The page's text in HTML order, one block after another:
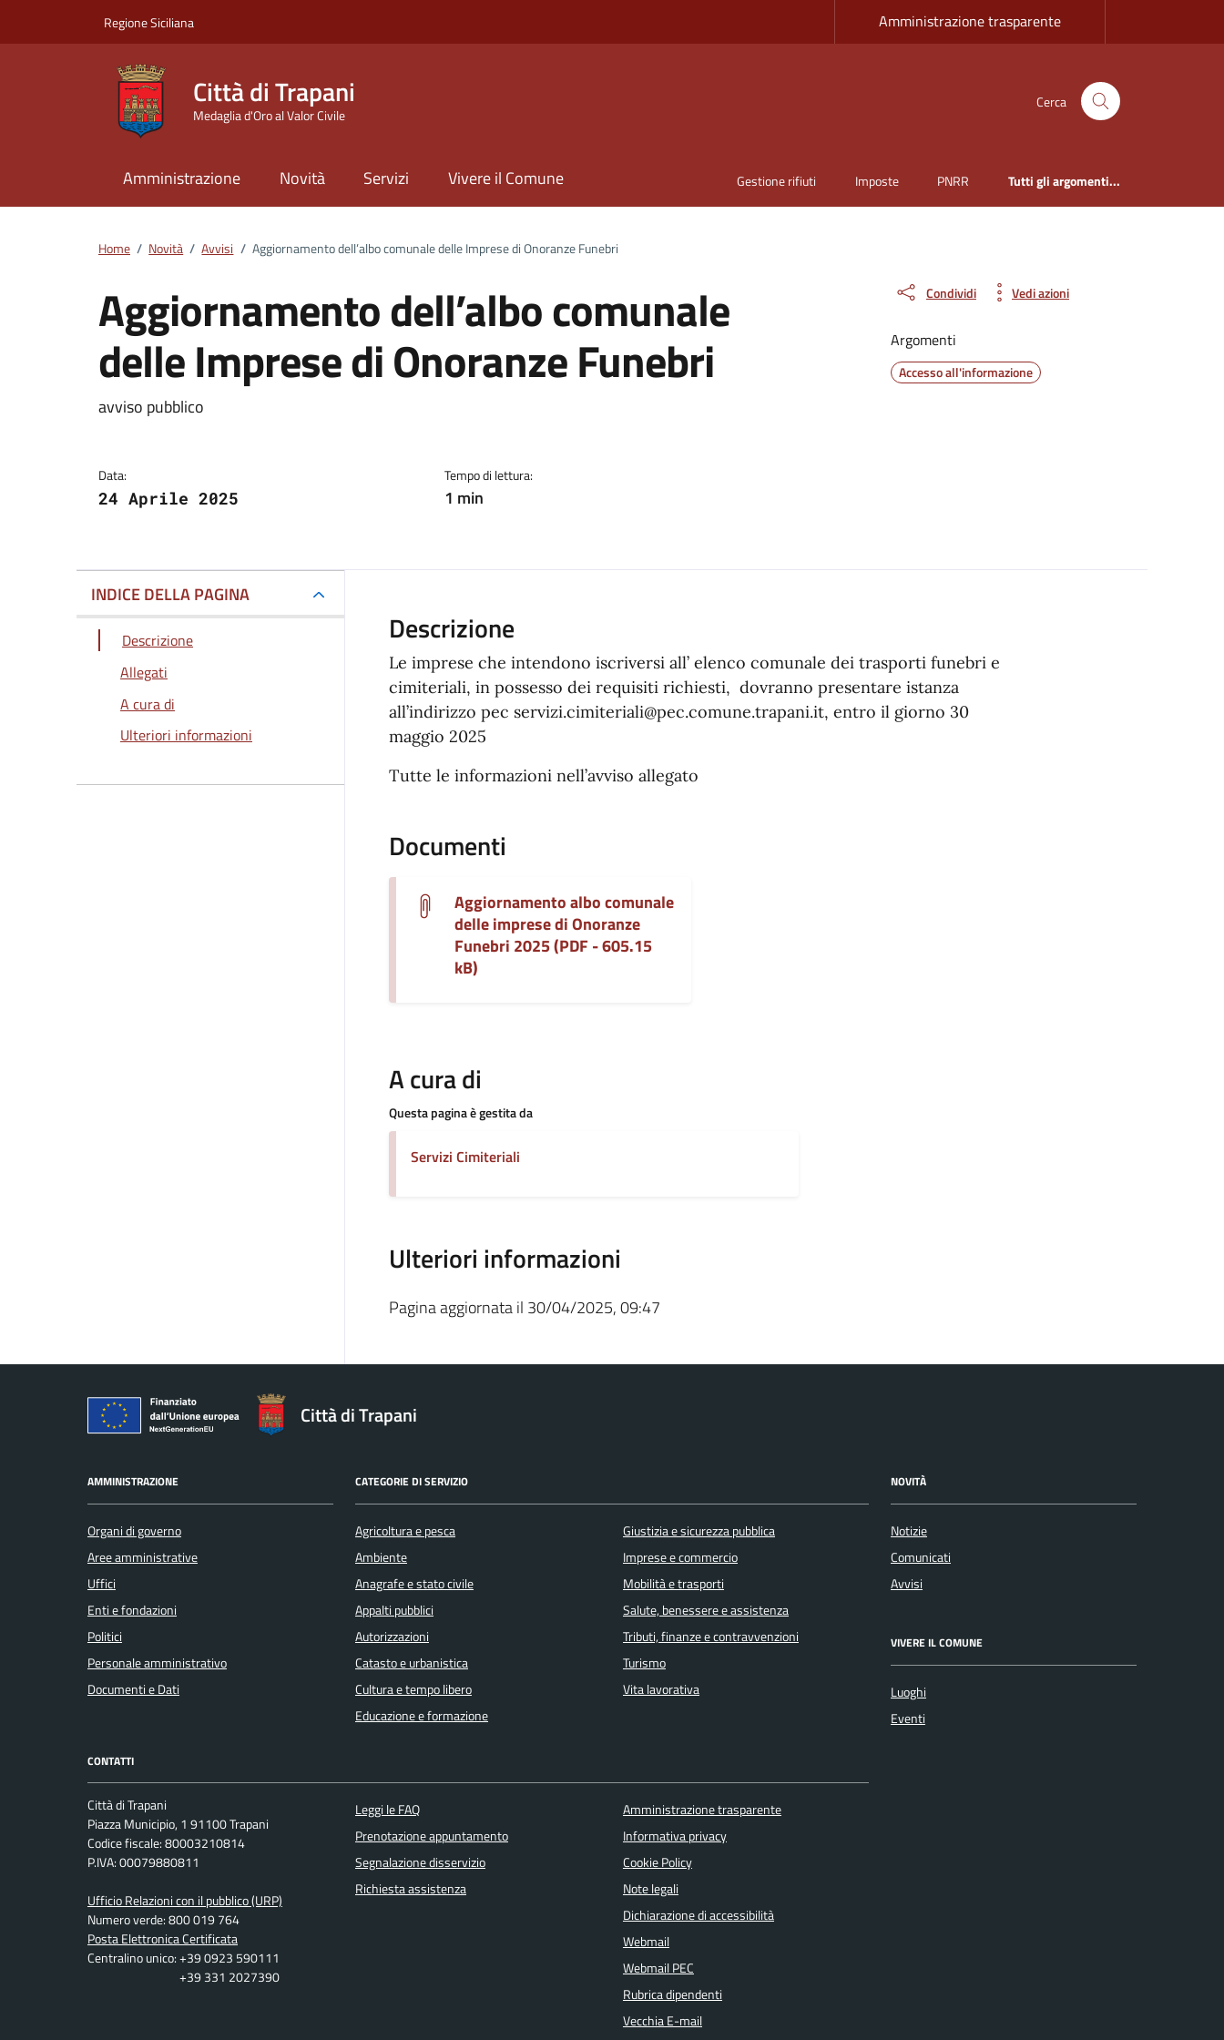
Regione Siciliana Amministrazione trasparente
Città di Trapani
Medaglia d'Oro al Valor Civile
Cerca
Amministrazione Novità Servizi Vivere il Comune Gestione rifiuti Imposte PNRR Tutti gli argomenti...
Home / Novità / Avvisi / Aggiornamento dell’albo comunale delle Imprese di Onoranze Funebri
Aggiornamento dell’albo comunale
delle Imprese di Onoranze Funebri
Dettagli della notizia
avviso pubblico
Data:
24 Aprile 2025
Tempo di lettura:
1 min
Condividi Vedi azioni
Argomenti
Accesso all'informazione
INDICE DELLA PAGINA
Descrizione
Allegati
A cura di
Ulteriori informazioni
Descrizione
Le imprese che intendono iscriversi all’ elenco comunale dei trasporti funebri e
cimiteriali, in possesso dei requisiti richiesti, dovranno presentare istanza
all’indirizzo pec servizi.cimiteriali@pec.comune.trapani.it, entro il giorno 30
maggio 2025
Tutte le informazioni nell’avviso allegato
Documenti
Aggiornamento albo comunale
delle imprese di Onoranze
Funebri 2025 (PDF - 605.15
kB)
A cura di
Questa pagina è gestita da
Servizi Cimiteriali
Ulteriori informazioni
Pagina aggiornata il 30/04/2025, 09:47
Città di Trapani
AMMINISTRAZIONE
Organi di governo
Aree amministrative
Uffici
Enti e fondazioni
Politici
Personale amministrativo
Documenti e Dati
CATEGORIE DI SERVIZIO
Agricoltura e pesca
Ambiente
Anagrafe e stato civile
Appalti pubblici
Autorizzazioni
Catasto e urbanistica
Cultura e tempo libero
Educazione e formazione
Giustizia e sicurezza pubblica
Imprese e commercio
Mobilità e trasporti
Salute, benessere e assistenza
Tributi, finanze e contravvenzioni
Turismo
Vita lavorativa
NOVITÀ
Notizie
Comunicati
Avvisi
VIVERE IL COMUNE
Luoghi
Eventi
CONTATTI
Città di Trapani
Piazza Municipio, 1 91100 Trapani
Codice fiscale: 80003210814
P.IVA: 00079880811
Ufficio Relazioni con il pubblico (URP)
Numero verde: 800 019 764
Posta Elettronica Certificata
Centralino unico: +39 0923 590111
+39 331 2027390
Leggi le FAQ
Prenotazione appuntamento
Segnalazione disservizio
Richiesta assistenza
Amministrazione trasparente
Informativa privacy
Cookie Policy
Note legali
Dichiarazione di accessibilità
Webmail
Webmail PEC
Rubrica dipendenti
Vecchia E-mail